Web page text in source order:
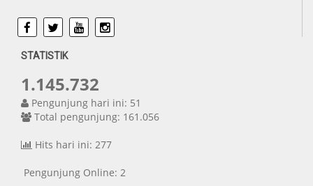
Facebook
TwitterYoutubeInstagram
STATISTIK
1.145.732
Pengunjung hari ini: 51
Total pengunjung: 161.056
Hits hari ini: 277
Pengunjung Online: 2